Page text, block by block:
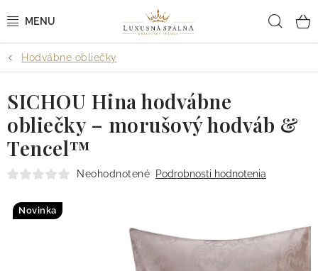
na
POSTEĽNÉ OBLIEČKY
POSTEĽNÉ PLACHTY
PREHOZY A PAPLÓNY
VANKÚŠE A OBLIEČKY
BYTOVÝ TEXTIL
Hodvábne obliečky
SICHOU Hina hodvábne
obliečky – morušový hodváb &
Tencel™
Neohodnotené Podrobnosti hodnotenia
Novinka